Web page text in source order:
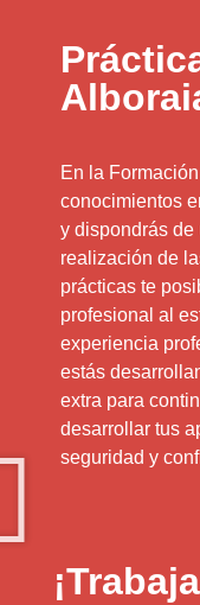
En la
conocimientos
y dispondrás de
realización de
prácticas te
profesional al
experiencia
estás
extra para
desarrollar tus
seguridad y